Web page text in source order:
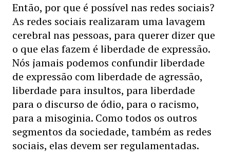
Então, por que é possível nas redes sociais?
As redes sociais realizaram uma lavagem
cerebral nas pessoas, para querer dizer que
o que elas fazem é liberdade de expressão.
Nós jamais podemos confundir liberdade
de expressão com liberdade de agressão,
liberdade para insultos, para liberdade
para o discurso de ódio, para o racismo,
para a misoginia. Como todos os outros
segmentos da sociedade, também as redes
sociais, elas devem ser regulamentadas.